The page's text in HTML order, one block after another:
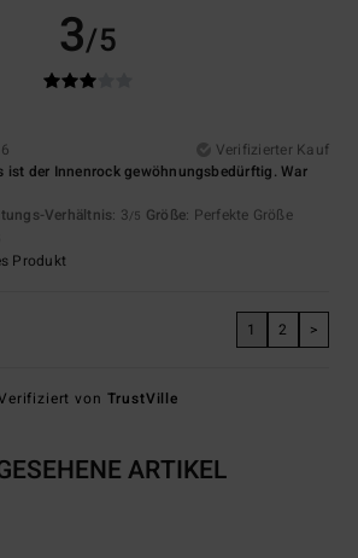
3/5
Verifizierter Kauf
ist der Innenrock gewöhnungsbedürftig. War
Verhältnis: 3/5 Größe: Perfekte Größe
Produkt
1 2 >
von TrustVille
ARTIKEL